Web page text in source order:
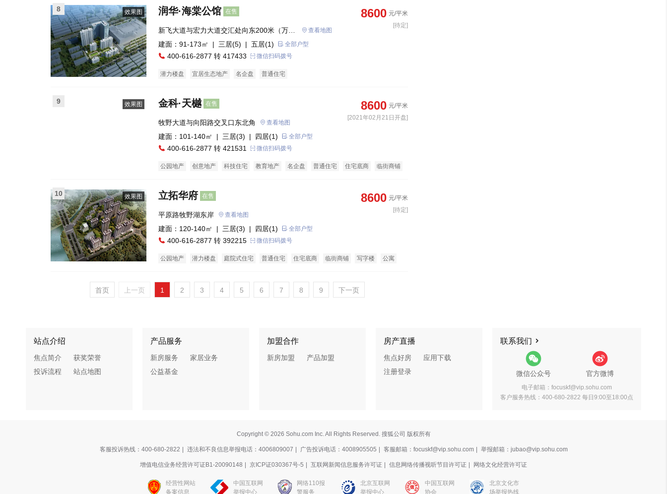
效果图
8 润华·海棠公馆 在售 8600 元/平米
[待定]
新飞大道与宏力大道交汇处向东200米（万达
西邻）
查看地图
建面：91-173㎡ | 三居(5) | 五居(1) 全部户型
400-616-2877 转 417433 微信扫码拨号
潜力楼盘 宜居生态地产 名企盘 普通住宅
效果图
9 金科·天樾 在售 8600 元/平米
[2021年02月21日开盘]
牧野大道与向阳路交叉口东北角 查看地图
建面：101-140㎡ | 三居(3) | 四居(1) 全部户型
400-616-2877 转 421531 微信扫码拨号
公园地产 创意地产 科技住宅 教育地产 名企盘 普通住宅 住宅底商 临街商铺
效果图
10 立拓华府 在售 8600 元/平米
[待定]
平原路牧野湖东岸 查看地图
建面：120-140㎡ | 三居(3) | 四居(1) 全部户型
400-616-2877 转 392215 微信扫码拨号
公园地产 潜力楼盘 庭院式住宅 普通住宅 住宅底商 临街商铺 写字楼 公寓
首页 上一页 1 2 3 4 5 6 7 8 9 下一页
站点介绍
焦点简介
获奖荣誉
投诉流程
站点地图
产品服务
新房服务
家居业务
公益基金
加盟合作
新房加盟 产品加盟
房产直播
焦点好房
应用下载
注册登录
联系我们
微信公众号 官方微博
电子邮箱：focuskf@vip.sohu.com
客户服务热线：400-680-2822 每日9:00至18:00点
Copyright © 2026 Sohu.com Inc. All Rights Reserved. 搜狐公司 版权所有
客服投诉热线：400-680-2822 违法和不良信息举报电话：4006809007 广告投诉电话：4008905505 客服邮箱：focuskf@vip.sohu.com 举报邮箱：jubao@vip.sohu.com
增值电信业务经营许可证B1-20090148 京ICP证030367号-5 互联网新闻信息服务许可证 信息网络传播视听节目许可证 网络文化经营许可证
经营性网站
备案信息
中国互联网
举报中心
网络110报
警服务
北京互联网
举报中心
中国互联网
协会
北京文化市
场举报热线